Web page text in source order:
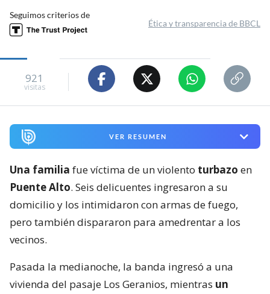
Seguimos criterios de
Ética y transparencia de BBCL
921
visitas
VER RESUMEN
Una familia fue víctima de un violento turbazo en
Puente Alto. Seis delicuentes ingresaron a su
domicilio y los intimidaron con armas de fuego,
pero también dispararon para amedrentar a los
vecinos.
Pasada la medianoche, la banda ingresó a una
vivienda del pasaje Los Geranios, mientras un